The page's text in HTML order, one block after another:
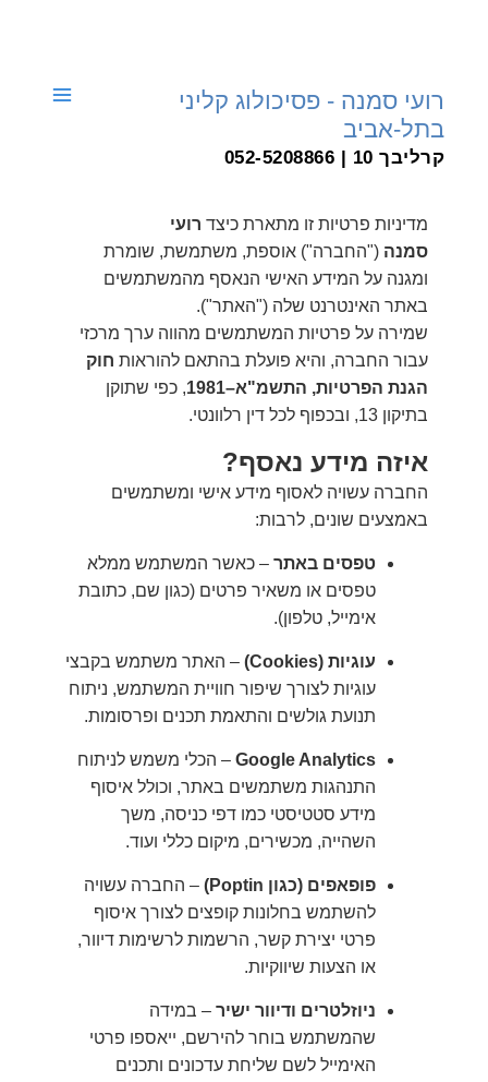
רועי סמנה - פסיכולוג קליני
בתל-אביב
קרליבך 10 | 052-5208866
מדיניות פרטיות זו מתארת כיצד רועי
סמנה ("החברה") אוספת, משתמשת, שומרת
ומגנה על המידע האישי הנאסף מהמשתמשים
באתר האינטרנט שלה ("האתר").
שמירה על פרטיות המשתמשים מהווה ערך מרכזי
עבור החברה, והיא פועלת בהתאם להוראות חוק
הגנת הפרטיות, התשמ"א–1981
, כפי שתוקן
בתיקון 13, ובכפוף לכל דין רלוונטי.
איזה מידע נאסף?
החברה עשויה לאסוף מידע אישי ומשתמשים
באמצעים שונים, לרבות:
טפסים באתר – כאשר המשתמש ממלא
טפסים או משאיר פרטים (כגון שם, כתובת
אימייל, טלפון).
עוגיות (Cookies)
– האתר משתמש בקבצי
עוגיות לצורך שיפור חוויית המשתמש, ניתוח
תנועת גולשים והתאמת תכנים ופרסומות.
Google Analytics – הכלי משמש לניתוח
התנהגות משתמשים באתר, וכולל איסוף
מידע סטטיסטי כמו דפי כניסה, משך
השהייה, מכשירים, מיקום כללי ועוד.
פופאפים (כגון Poptin)
– החברה עשויה
להשתמש בחלונות קופצים לצורך איסוף
פרטי יצירת קשר, הרשמות לרשימות דיוור,
או הצעות שיווקיות.
ניוזלטרים ודיוור ישיר – במידה
שהמשתמש בוחר להירשם, ייאספו פרטי
האימייל לשם שליחת עדכונים ותכנים